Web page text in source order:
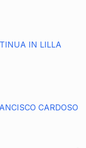
IN LILLA
CARDOSO